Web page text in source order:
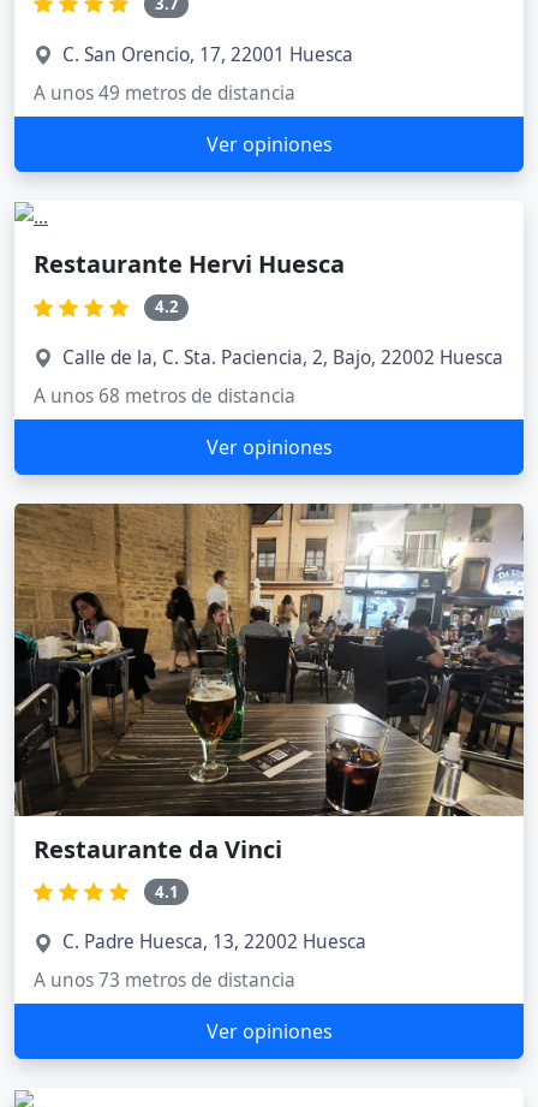
C. San Orencio, 17, 22001 Huesca
A unos 49 metros de distancia
Ver opiniones
Restaurante Hervi Huesca
4.2
Calle de la, C. Sta. Paciencia, 2, Bajo, 22002 Huesca
A unos 68 metros de distancia
Ver opiniones
Restaurante da Vinci
4.1
C. Padre Huesca, 13, 22002 Huesca
A unos 73 metros de distancia
Ver opiniones